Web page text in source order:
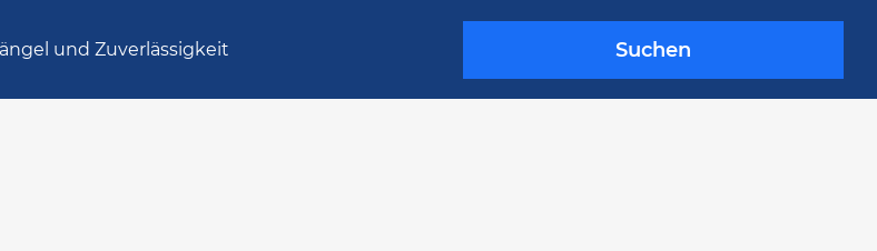
und Zuverlässigkeit Suchen